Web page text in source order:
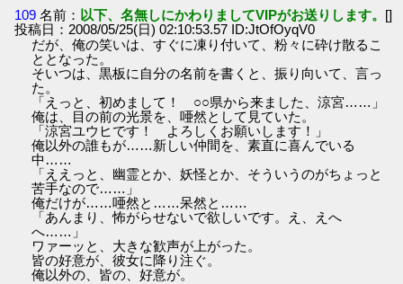
109 名前： 以下、名無しにかわりましてVIPがお送りします。 []
投稿日：2008/05/25(日) 02:10:53.57 ID:JtOfOyqV0
だが、俺の笑いは、すぐに凍り付いて、粉々に砕け散るこ
ととなった。
そいつは、黒板に自分の名前を書くと、振り向いて、言っ
た。
「えっと、初めまして！ ○○県から来ました、涼宮……」
俺は、目の前の光景を、唖然として見ていた。
「涼宮ユウヒです！ よろしくお願いします！」
俺以外の誰もが……新しい仲間を、素直に喜んでいる
中……
「ええっと、幽霊とか、妖怪とか、そういうのがちょっと
苦手なので……」
俺だけが……唖然と……呆然と……
「あんまり、怖がらせないで欲しいです。え、えへ
へ……」
ワァーッと、大きな歓声が上がった。
皆の好意が、彼女に降り注ぐ。
俺以外の、皆の、好意が。